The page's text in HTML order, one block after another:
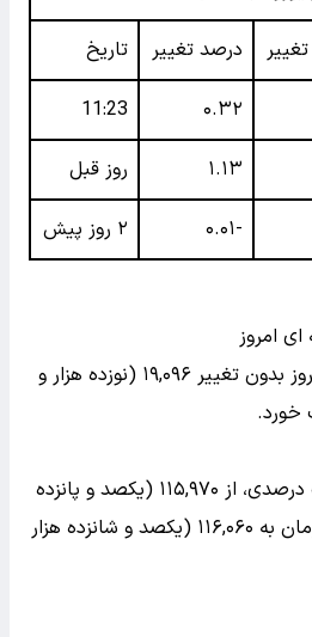
درصد تغییر تاریخ
۰.۳۲ 11:23
۱.۱۳ روز قبل
-۰.۰۱ ۲ روز پیش
امروز
درهم امارات مبادله ای امروز بدون تغییر ۱۹,۰۹۶ (نوزده هزار و
پوند امروز با افزایش ۰.۰۷ درصدی، از ۱۱۵,۹۷۰ (یکصد و پانزده
هزار و نهصد و هفتاد ) تومان به ۱۱۶,۰۶۰ (یکصد و شانزده هزار